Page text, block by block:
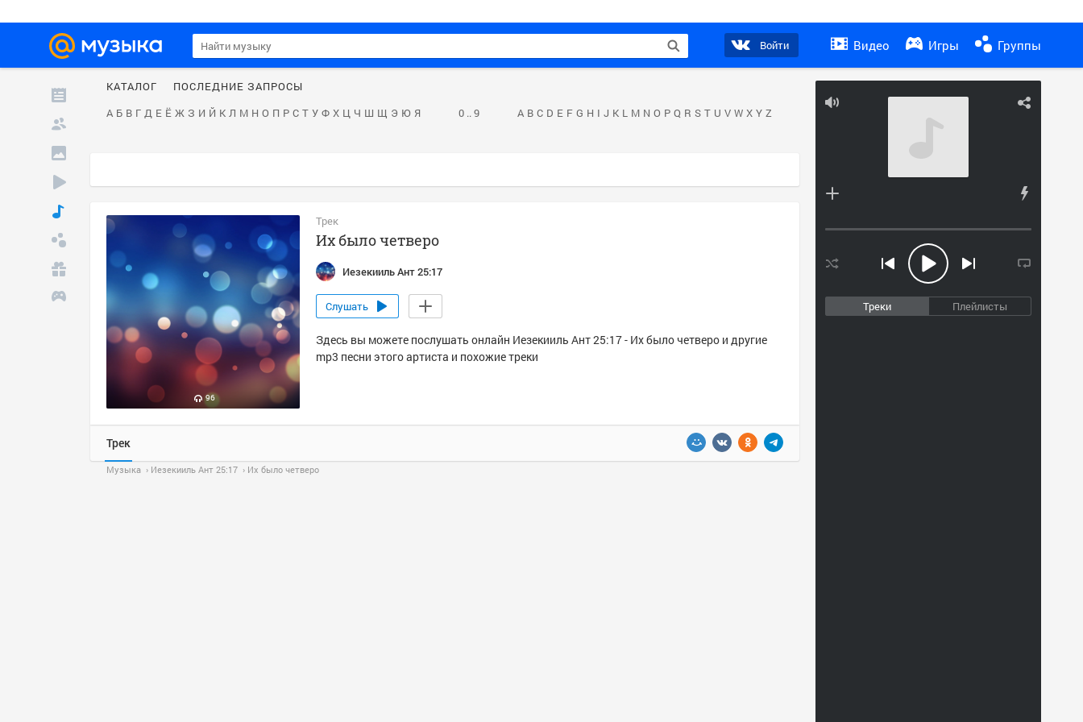
Войти Видео Игры Группы
Треки Плейлисты
КАТАЛОГ
ПОСЛЕДНИЕ ЗАПРОСЫ
А Б В Г Д Е Ё Ж З И Й К Л М Н О П Р С Т У Ф Х Ц Ч Ш Щ Э Ю Я 0 .. 9 A B C D E F G H I J K L M N O P Q R S T U V W X Y Z
96
Трек
Их было четверо
Иезекииль Ант 25:17
Слушать
Здесь вы можете послушать онлайн Иезекииль Ант 25:17 - Их было четверо и другие
mp3 песни этого артиста и похожие треки
Трек
Музыка Иезекииль Ант 25:17 Их было четверо